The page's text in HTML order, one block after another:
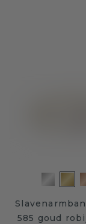
585 goud